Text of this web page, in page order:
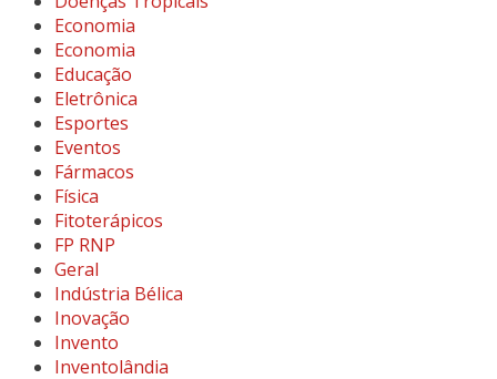
Economia
Economia
Educação
Eletrônica
Esportes
Eventos
Fármacos
Física
Fitoterápicos
FP RNP
Geral
Indústria Bélica
Inovação
Invento
Inventolândia